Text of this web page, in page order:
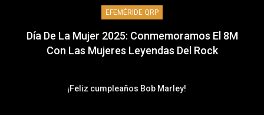
EFEMÉRIDE QRP
Día De La Mujer 2025: Conmemoramos El 8M
Con Las Mujeres Leyendas Del Rock
¡Feliz cumpleaños Bob Marley!